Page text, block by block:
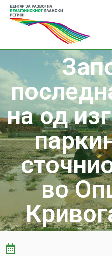
на од
во